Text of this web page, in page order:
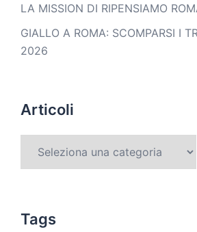
LA MISSION DI RIPENSIAMO
GIALLO A ROMA: SCOMPARSI I
2026
Articoli
Tags